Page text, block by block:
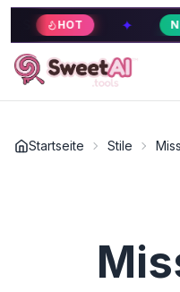
HOT ✦ NEW
Startseite Stile